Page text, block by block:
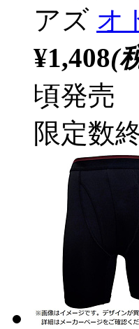
アズ オ
¥1,408(
頃発売
限定数